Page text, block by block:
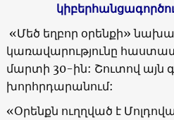
«Մեծ եղբոր օրենքի»
կառավարությունը
մարտի 30-ին: Շուտով այն
խորհրդարանում:
«Օրենքն ուղղված է